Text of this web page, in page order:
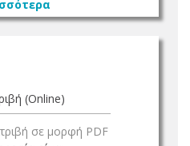
(Online)
σε μορφή PDF